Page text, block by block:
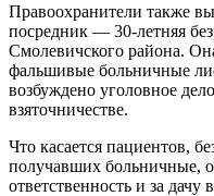
Правоохранители также
посредник — 30-летняя
Смолевичского района.
фальшивые больничные
возбуждено уголовное
взяточничестве.
Что касается пациентов,
получавших больничные,
ответственность и за дачу